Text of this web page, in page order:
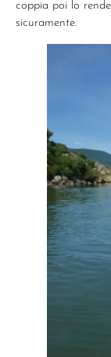
coppia poi lo
sicuramente.